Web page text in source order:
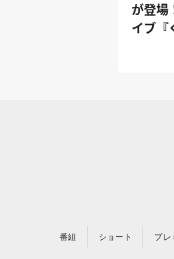
が登場
イブ『
番組 ショート プレ